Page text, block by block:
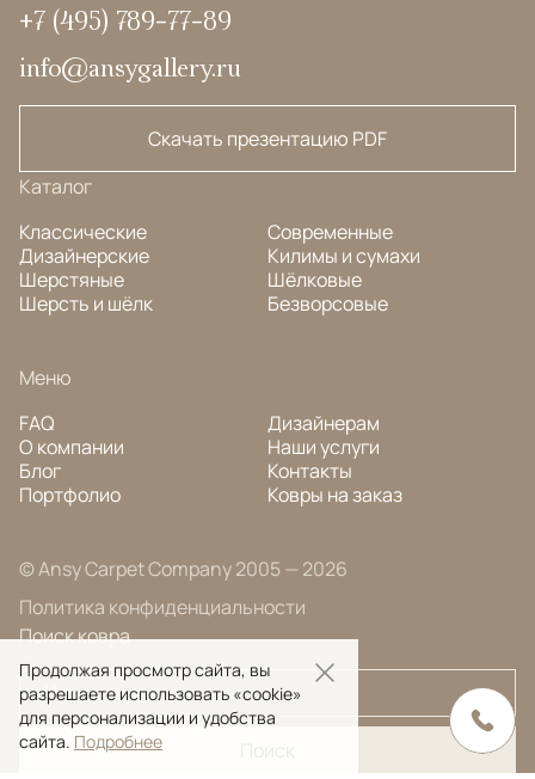
+7 (495) 789-77-89
info@ansygallery.ru
Скачать презентацию PDF
Каталог
Классические
Дизайнерские
Шерстяные
Шерсть и шёлк
Современные
Килимы и сумахи
Шёлковые
Безворсовые
Меню
FAQ
О компании
Блог
Портфолио
Дизайнерам
Наши услуги
Контакты
Ковры на заказ
© Ansy Carpet Company 2005 — 2026
Политика конфиденциальности
Поиск ковра
Продолжая просмотр сайта, вы
разрешаете использовать «cookie»
для персонализации и удобства
сайта. Подробнее